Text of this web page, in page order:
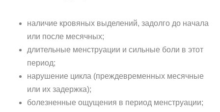
наличие кровяных выделений, задолго до начала
или после месячных;
длительные менструации и сильные боли в этот
период;
нарушение цикла (преждевременных месячные
или их задержка);
болезненные ощущения в период менструации;